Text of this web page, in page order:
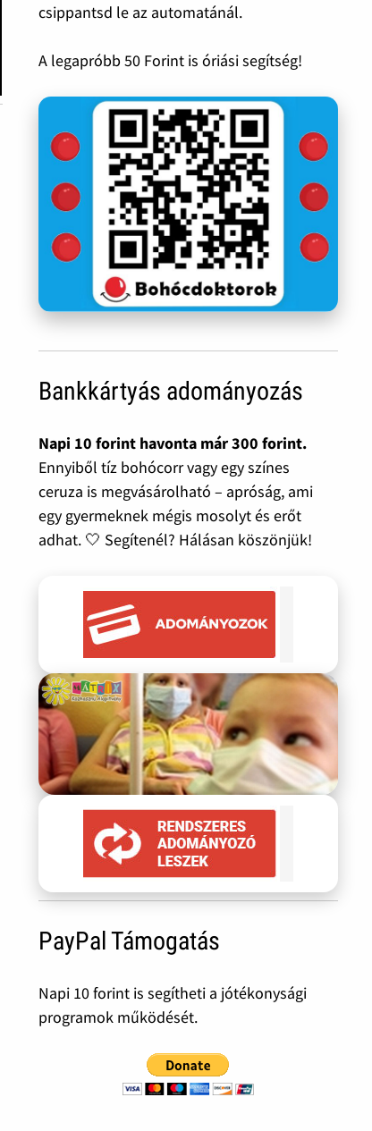
csippantsd le az automatánál.
A legapróbb 50 Forint is óriási segítség!
Bankkártyás adományozás
Napi 10 forint havonta már 300 forint.
Ennyiből tíz bohócorr vagy egy színes
ceruza is megvásárolható – apróság, ami
egy gyermeknek mégis mosolyt és erőt
adhat. 🤍 Segítenél? Hálásan köszönjük!
PayPal Támogatás
Napi 10 forint is segítheti a jótékonysági
programok működését.